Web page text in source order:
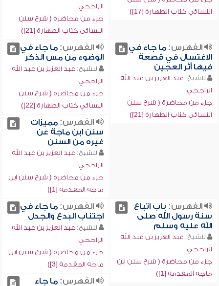
النسائي كتاب الطهارة [17])
الراجحي
جزء من محاضرة ( شرح سنن
النسائي كتاب الطهارة [21])
الفهرس:ما جاء في
الاغتسال في قصعة
فيها أثر العجين
للشيخ: عبد العزيز بن عبد الله
الراجحي
جزء من محاضرة ( شرح سنن
النسائي كتاب الطهارة [21])
الفهرس:ما جاء في
الوضوء من مس الذكر
للشيخ: عبد العزيز بن عبد الله
الراجحي
جزء من محاضرة ( شرح سنن
النسائي كتاب الطهارة [22])
الفهرس:مميزات
سنن ابن ماجة عن
غيره من السنن
للشيخ: عبد العزيز بن عبد الله
الراجحي
جزء من محاضرة ( شرح سنن ابن
ماجه المقدمة [1])
الفهرس: باب اتباع
سنة رسول الله صلى
الله عليه وسلم
للشيخ: عبد العزيز بن عبد الله
الراجحي
جزء من محاضرة ( شرح سنن ابن
ماجه المقدمة [1])
الفهرس:ما جاء في
اجتناب البدع والجدل
للشيخ: عبد العزيز بن عبد الله
الراجحي
جزء من محاضرة ( شرح سنن ابن
ماجه المقدمة [3])
الفهرس:ما جاء